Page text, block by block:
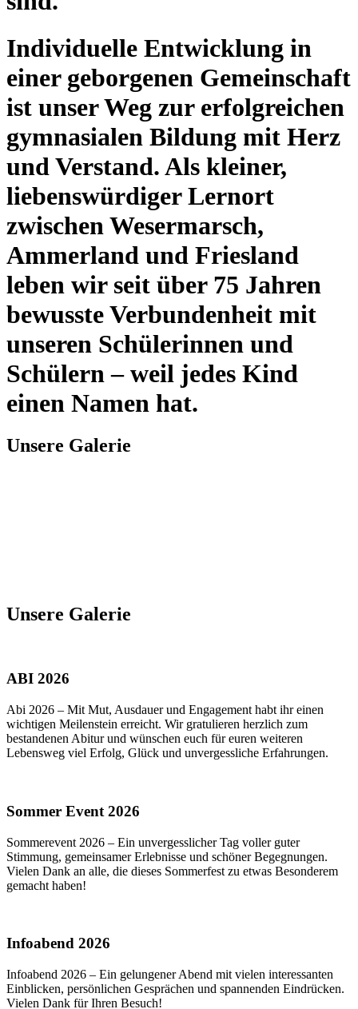
Individuelle Entwicklung in
einer geborgenen Gemeinschaft
ist unser Weg zur erfolgreichen
gymnasialen Bildung mit Herz
und Verstand. Als kleiner,
liebenswürdiger Lernort
zwischen Wesermarsch,
Ammerland und Friesland
leben wir seit über 75 Jahren
bewusste Verbundenheit mit
unseren Schülerinnen und
Schülern – weil jedes Kind
einen Namen hat.
Unsere Galerie
Unsere Galerie
ABI 2026
Abi 2026 – Mit Mut, Ausdauer und Engagement habt ihr einen
wichtigen Meilenstein erreicht. Wir gratulieren herzlich zum
bestandenen Abitur und wünschen euch für euren weiteren
Lebensweg viel Erfolg, Glück und unvergessliche Erfahrungen.
Sommer Event 2026
Sommerevent 2026 – Ein unvergesslicher Tag voller guter
Stimmung, gemeinsamer Erlebnisse und schöner Begegnungen.
Vielen Dank an alle, die dieses Sommerfest zu etwas Besonderem
gemacht haben!
Infoabend 2026
Infoabend 2026 – Ein gelungener Abend mit vielen interessanten
Einblicken, persönlichen Gesprächen und spannenden Eindrücken.
Vielen Dank für Ihren Besuch!